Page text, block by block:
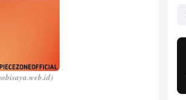
Pasifik Barat
Kamu Lakukan Sendiri
Kunci Borgol Milik Loki